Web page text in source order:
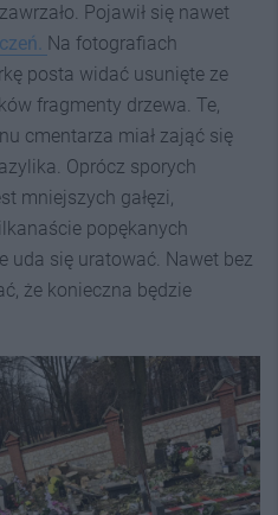
Pojawił się nawet
Na fotografiach
posta widać usunięte ze
fragmenty drzewa. Te,
cmentarza miał zająć się
Oprócz sporych
mniejszych gałęzi,
popękanych
uda się uratować. Nawet bez
że konieczna będzie